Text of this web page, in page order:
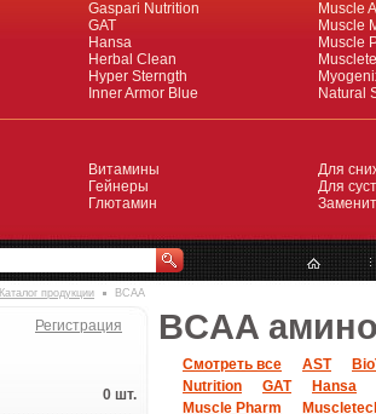
Gaspari Nutrition
GAT
Hansa
Herbal Clean
Hyper Sterngth
Inner Armor Blue
Muscle
Muscle
Muscle
Natural
Витамины
Гейнеры
Глютамин
Для
Для
Каталог продукции BCAA
Регистрация
0 шт.
BCAA
Смотреть все AST
Nutrition
GAT
Hansa
Muscle Pharm